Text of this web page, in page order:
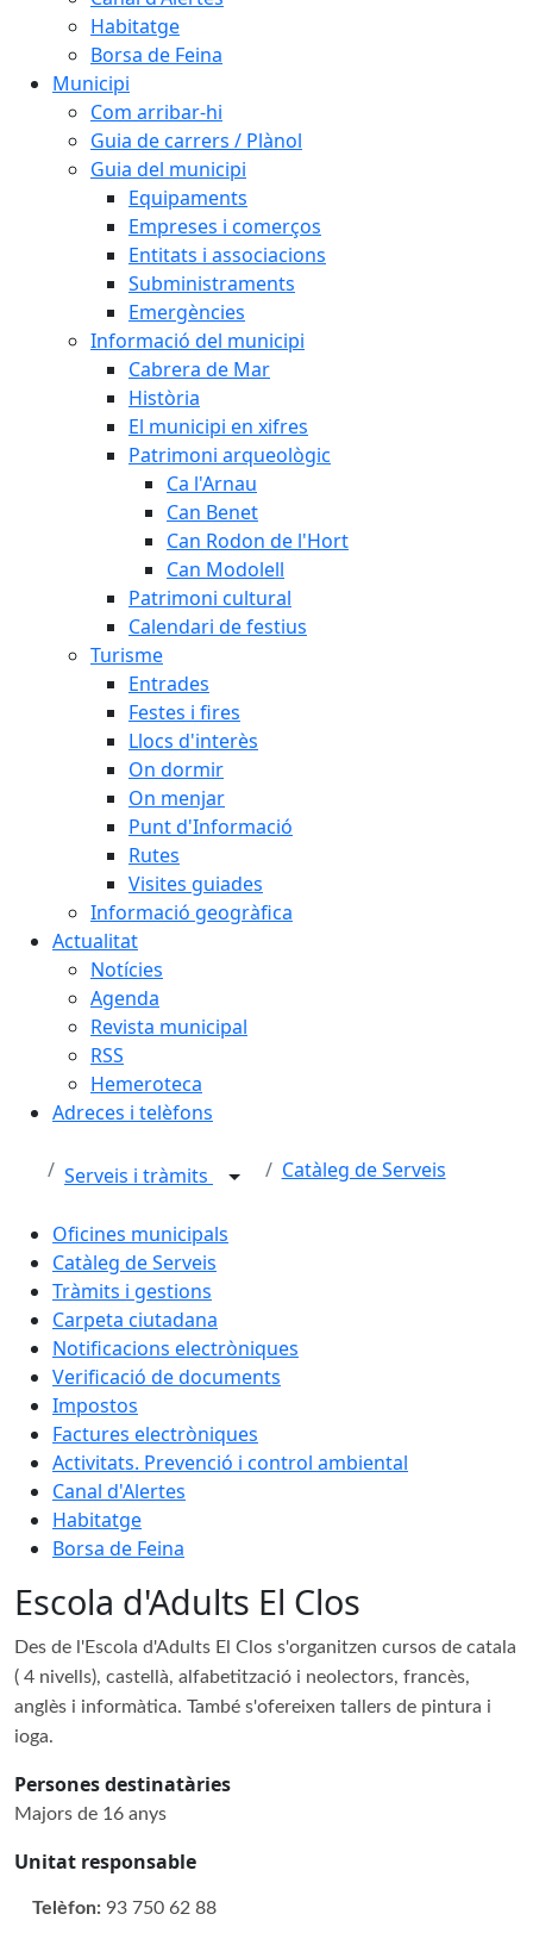
Habitatge
Borsa de Feina
Municipi
Com arribar-hi
Guia de carrers / Plànol
Guia del municipi
Equipaments
Empreses i comerços
Entitats i associacions
Subministraments
Emergències
Informació del municipi
Cabrera de Mar
Història
El municipi en xifres
Patrimoni arqueològic
Ca l'Arnau
Can Benet
Can Rodon de l'Hort
Can Modolell
Patrimoni cultural
Calendari de festius
Turisme
Entrades
Festes i fires
Llocs d'interès
On dormir
On menjar
Punt d'Informació
Rutes
Visites guiades
Informació geogràfica
Actualitat
Notícies
Agenda
Revista municipal
RSS
Hemeroteca
Adreces i telèfons
Serveis i tràmits Catàleg de Serveis
Oficines municipals
Catàleg de Serveis
Tràmits i gestions
Carpeta ciutadana
Notificacions electròniques
Verificació de documents
Impostos
Factures electròniques
Activitats. Prevenció i control ambiental
Canal d'Alertes
Habitatge
Borsa de Feina
Escola d'Adults El Clos
Des de l'Escola d'Adults El Clos s'organitzen cursos de catala
( 4 nivells), castellà, alfabetització i neolectors, francès,
anglès i informàtica. També s'ofereixen tallers de pintura i
ioga.
Persones destinatàries
Majors de 16 anys
Unitat responsable
Telèfon: 93 750 62 88